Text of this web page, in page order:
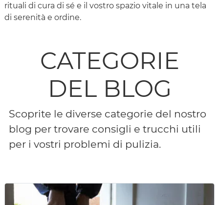
rituali di cura di sé e il vostro spazio vitale in una tela
di serenità e ordine.
CATEGORIE
DEL BLOG
Scoprite le diverse categorie del nostro
blog per trovare consigli e trucchi utili
per i vostri problemi di pulizia.